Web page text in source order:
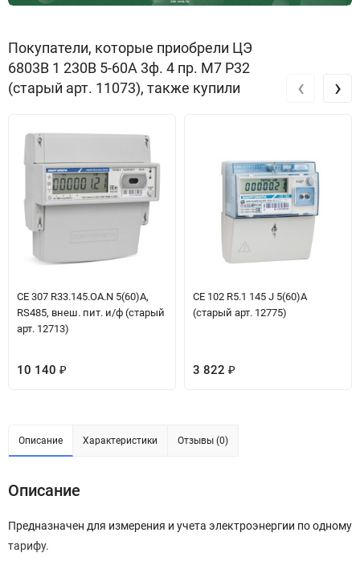
Покупатели, которые приобрели ЦЭ
6803B 1 230B 5-60A 3ф. 4 пр. М7 Р32
(старый арт. 11073), также купили
СЕ 307 R33.145.OA.N 5(60)А,
RS485, внеш. пит. и/ф (старый
арт. 12713)
10 140 ₽
СЕ 102 R5.1 145 J 5(60)А
(старый арт. 12775)
3 822 ₽
‹ ›
Описание Характеристики Отзывы (0)
Описание
Предназначен для измерения и учета электроэнергии по одному
тарифу.